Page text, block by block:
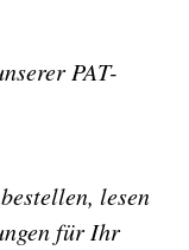
PAT-
lesen
für Ihr